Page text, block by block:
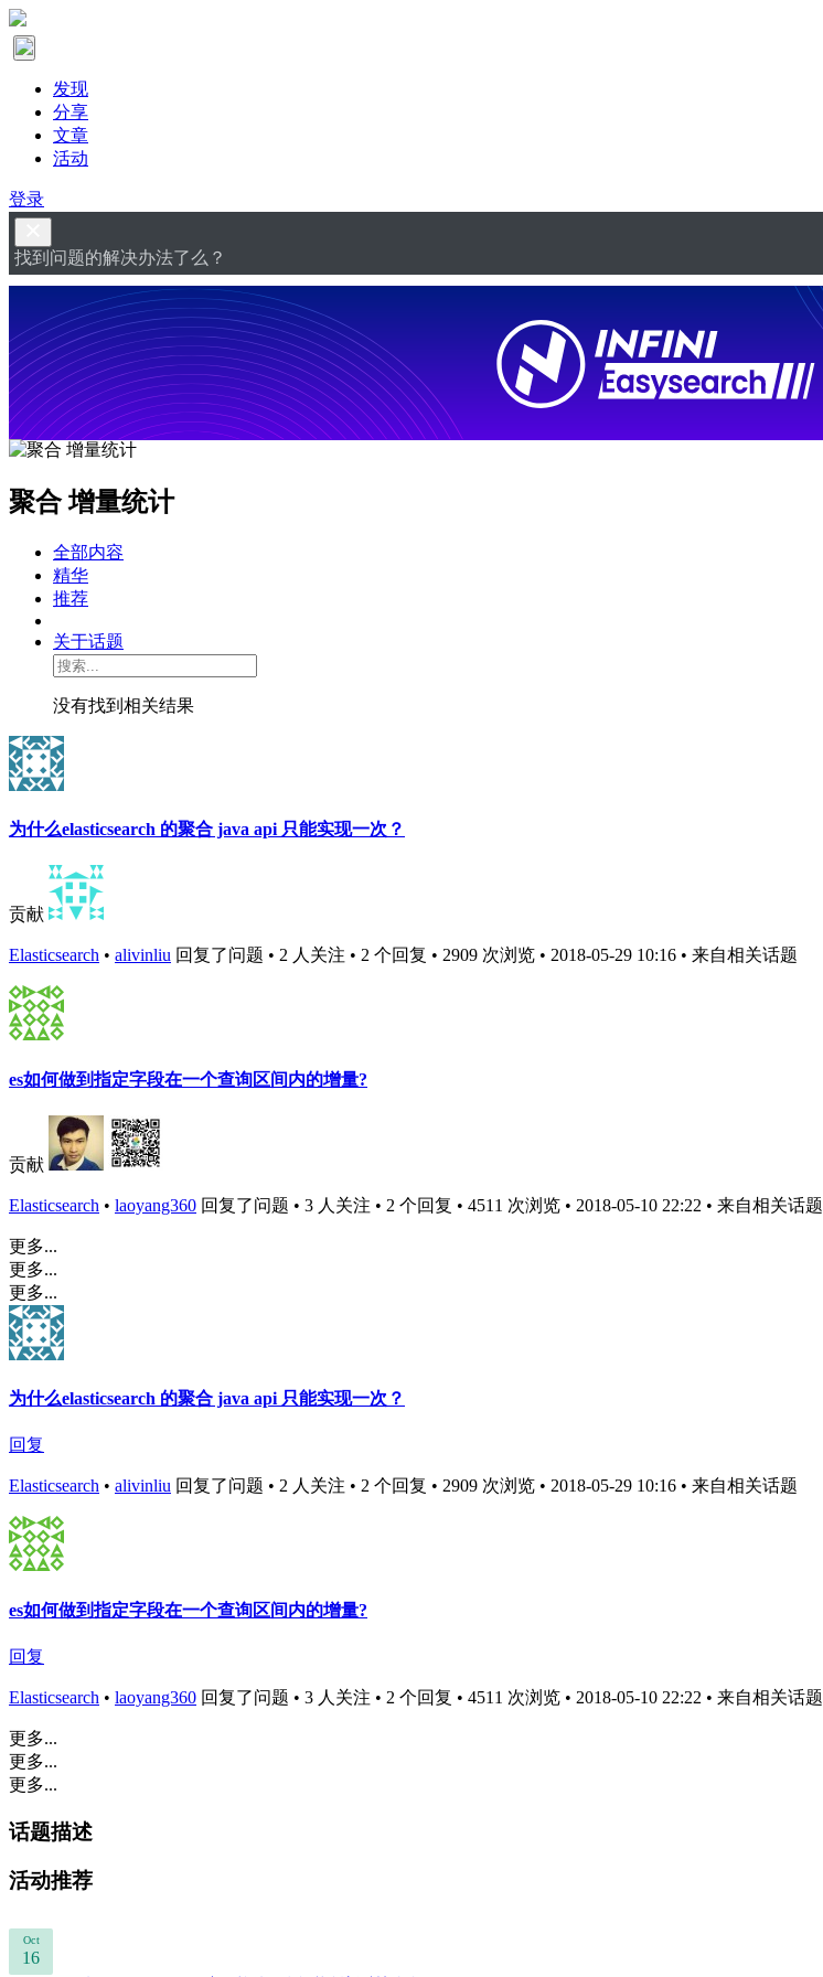
发现
分享
文章
活动
登录
找到问题的解决办法了么？
聚合 增量统计
全部内容
精华
推荐
关于话题
没有找到相关结果
为什么elasticsearch 的聚合 java api 只能实现一次？
贡献
Elasticsearch • alivinliu 回复了问题 • 2 人关注 • 2 个回复 • 2909 次浏览 • 2018-05-29 10:16 • 来自相关话题
es如何做到指定字段在一个查询区间内的增量?
贡献
Elasticsearch • laoyang360 回复了问题 • 3 人关注 • 2 个回复 • 4511 次浏览 • 2018-05-10 22:22 • 来自相关话题
更多...
更多...
更多...
为什么elasticsearch 的聚合 java api 只能实现一次？
回复
Elasticsearch • alivinliu 回复了问题 • 2 人关注 • 2 个回复 • 2909 次浏览 • 2018-05-29 10:16 • 来自相关话题
es如何做到指定字段在一个查询区间内的增量?
回复
Elasticsearch • laoyang360 回复了问题 • 3 人关注 • 2 个回复 • 4511 次浏览 • 2018-05-10 22:22 • 来自相关话题
更多...
更多...
更多...
话题描述
活动推荐
Oct
16